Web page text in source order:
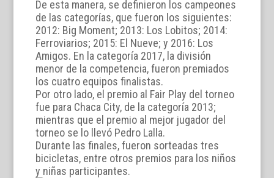
De esta manera, se definieron los campeones
de las categorías, que fueron los siguientes:
2012: Big Moment; 2013: Los Lobitos; 2014:
Ferroviarios; 2015: El Nueve; y 2016: Los
Amigos. En la categoría 2017, la división
menor de la competencia, fueron premiados
los cuatro equipos finalistas.
Por otro lado, el premio al Fair Play del torneo
fue para Chaca City, de la categoría 2013;
mientras que el premio al mejor jugador del
torneo se lo llevó Pedro Lalla.
Durante las finales, fueron sorteadas tres
bicicletas, entre otros premios para los niños
y niñas participantes.